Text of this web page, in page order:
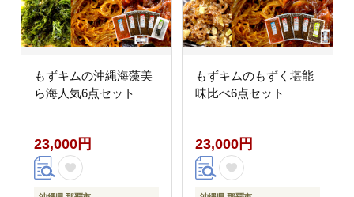
もずキムの沖縄海藻美
ら海人気6点セット
23,000円
もずキムのもずく堪能
味比べ6点セット
23,000円